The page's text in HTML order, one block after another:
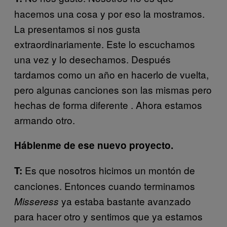
hacemos una cosa y por eso la mostramos.
La presentamos si nos gusta
extraordinariamente. Este lo escuchamos
una vez y lo desechamos. Después
tardamos como un año en hacerlo de vuelta,
pero algunas canciones son las mismas pero
hechas de forma diferente . Ahora estamos
armando otro.
Háblenme de ese nuevo proyecto.
T: Es que nosotros hicimos un montón de
canciones. Entonces cuando terminamos
Misseress ya estaba bastante avanzado
para hacer otro y sentimos que ya estamos